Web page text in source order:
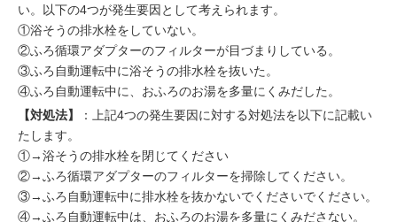
い。以下の4つが発生要因として考えられます。
①浴そうの排水栓をしていない。
②ふろ循環アダプターのフィルターが目づまりしている。
③ふろ自動運転中に浴そうの排水栓を抜いた。
④ふろ自動運転中に、おふろのお湯を多量にくみだした。
【対処法】
：上記4つの発生要因に対する対処法を以下に記載い
たします。
①→浴そうの排水栓を閉じてください
②→ふろ循環アダプターのフィルターを掃除してください。
③→ふろ自動運転中に排水栓を抜かないでくださいでください。
④→ふろ自動運転中は、おふろのお湯を多量にくみださない。